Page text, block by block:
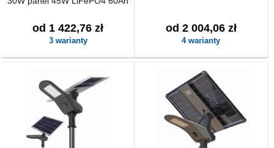
od 1 422,76 zł
3 warianty
od 2 004,06 zł
4 warianty